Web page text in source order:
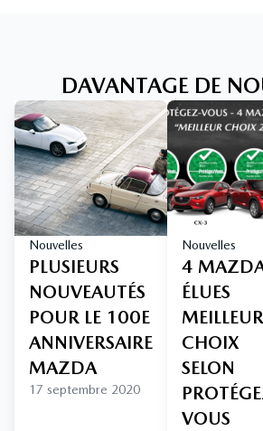
DAVANTAGE DE
Nouvelles
PLUSIEURS
NOUVEAUTÉS
POUR LE 100E
ANNIVERSAIRE
MAZDA
17 septembre 2020
Nouvelles
4
ÉLUES
MEILLEUR
CHOIX
SELON
VOUS